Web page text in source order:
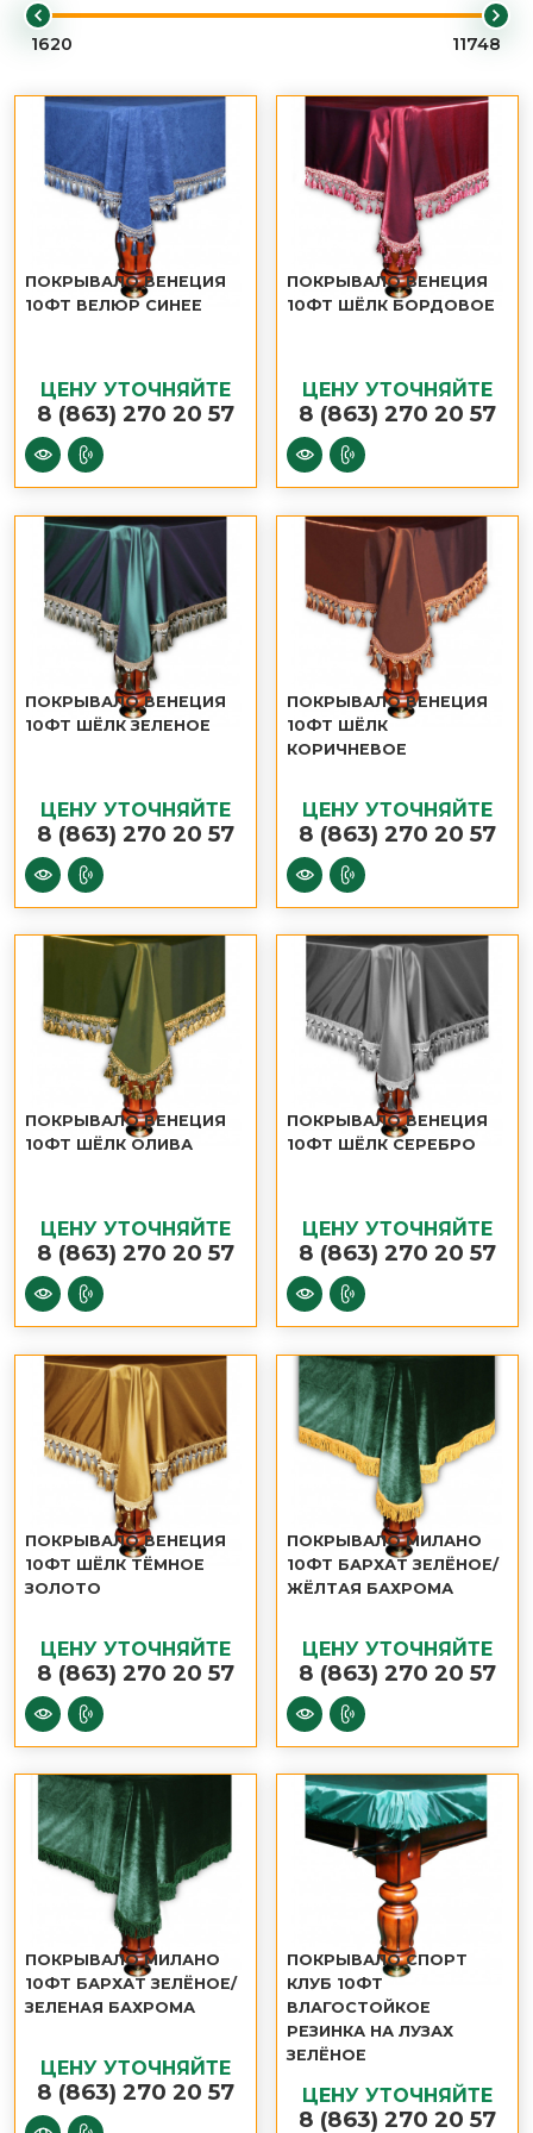
ПОКРЫВАЛО ВЕНЕЦИЯ
10ФТ ВЕЛЮР СИНЕЕ
ЦЕНУ УТОЧНЯЙТЕ
8 (863) 270 20 57
ПОКРЫВАЛО ВЕНЕЦИЯ
10ФТ ШЁЛК БОРДОВОЕ
ЦЕНУ УТОЧНЯЙТЕ
8 (863) 270 20 57
ПОКРЫВАЛО ВЕНЕЦИЯ
10ФТ ШЁЛК ЗЕЛЕНОЕ
ЦЕНУ УТОЧНЯЙТЕ
8 (863) 270 20 57
ПОКРЫВАЛО ВЕНЕЦИЯ
10ФТ ШЁЛК
КОРИЧНЕВОЕ
ЦЕНУ УТОЧНЯЙТЕ
8 (863) 270 20 57
ПОКРЫВАЛО ВЕНЕЦИЯ
10ФТ ШЁЛК ОЛИВА
ЦЕНУ УТОЧНЯЙТЕ
8 (863) 270 20 57
ПОКРЫВАЛО ВЕНЕЦИЯ
10ФТ ШЁЛК СЕРЕБРО
ЦЕНУ УТОЧНЯЙТЕ
8 (863) 270 20 57
ПОКРЫВАЛО ВЕНЕЦИЯ
10ФТ ШЁЛК ТЁМНОЕ
ЗОЛОТО
ЦЕНУ УТОЧНЯЙТЕ
8 (863) 270 20 57
ПОКРЫВАЛО МИЛАНО
10ФТ БАРХАТ ЗЕЛЁНОЕ/
ЖЁЛТАЯ БАХРОМА
ЦЕНУ УТОЧНЯЙТЕ
8 (863) 270 20 57
ПОКРЫВАЛО МИЛАНО
10ФТ БАРХАТ ЗЕЛЁНОЕ/
ЗЕЛЕНАЯ БАХРОМА
ЦЕНУ УТОЧНЯЙТЕ
8 (863) 270 20 57
ПОКРЫВАЛО СПОРТ
КЛУБ 10ФТ
ВЛАГОСТОЙКОЕ
РЕЗИНКА НА ЛУЗАХ
ЗЕЛЁНОЕ
ЦЕНУ УТОЧНЯЙТЕ
8 (863) 270 20 57